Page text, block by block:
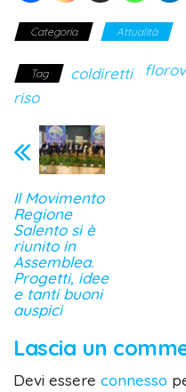
Categoria Attualità
Tag coldiretti
riso
Il Movimento
Regione
Salento si è
riunito in
Assemblea.
Progetti, idee
e tanti buoni
auspici
Lascia un
Devi essere connesso